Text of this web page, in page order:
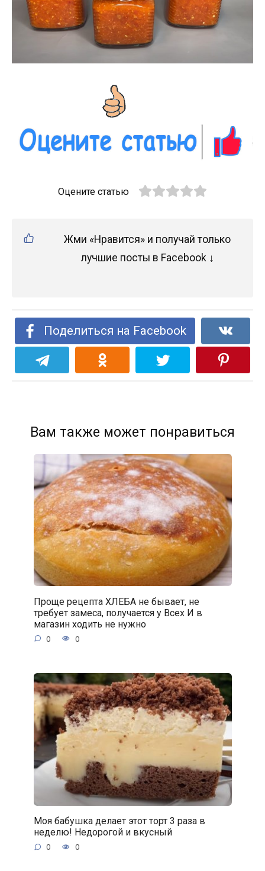
Оцените статью
Жми «Нравится» и получай только
лучшие посты в Facebook ↓
Поделиться на Facebook
Вам также может понравиться
Проще рецепта ХЛЕБА не бывает, не
требует замеса, получается у Всех И в
магазин ходить не нужно
0 0
Моя бабушка делает этот торт 3 раза в
неделю! Недорогой и вкусный
0 0